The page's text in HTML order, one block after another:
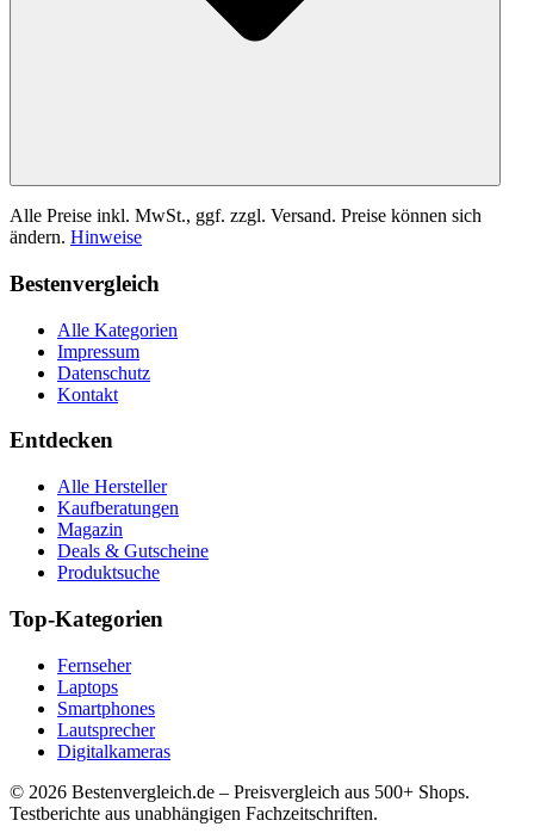
Alle Preise inkl. MwSt., ggf. zzgl. Versand. Preise können sich
ändern. Hinweise
Bestenvergleich
Alle Kategorien
Impressum
Datenschutz
Kontakt
Entdecken
Alle Hersteller
Kaufberatungen
Magazin
Deals & Gutscheine
Produktsuche
Top-Kategorien
Fernseher
Laptops
Smartphones
Lautsprecher
Digitalkameras
© 2026 Bestenvergleich.de – Preisvergleich aus 500+ Shops.
Testberichte aus unabhängigen Fachzeitschriften.